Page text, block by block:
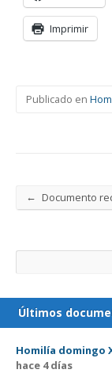
Imprimir
Publicado en
← Documento
Buscar
Últimos
Homilía domingo
hace 4 días